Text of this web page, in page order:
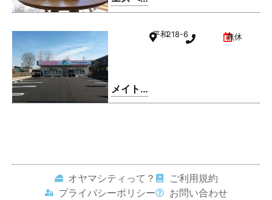
ランサ
メイト
ドリー
平和218-6 無休
オヤマシティって？
ご利用規約
プライバシーポリシー
お問い合わせ